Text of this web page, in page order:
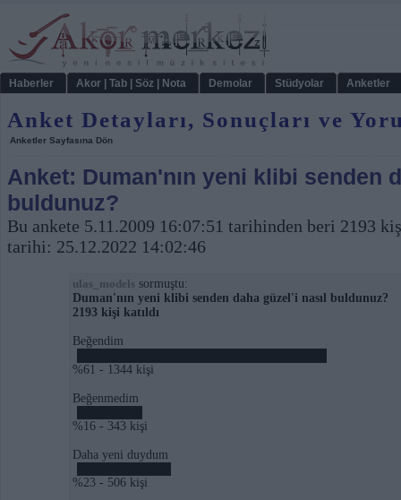
Haberler Akor | Tab | Söz | Nota Demolar Stüdyolar Anketler
Anket Detayları, Sonuçları ve
Anketler Sayfasına Dön
Anket: Duman'nın yeni klibi senden
buldunuz?
Bu ankete 5.11.2009 16:07:51 tarihinden beri 2193
tarihi: 25.12.2022 14:02:46
ulas_models sormuştu:
Duman'nın yeni klibi senden daha güzel'i nasıl buldunuz?
2193 kişi katıldı
Beğendim
%61 - 1344 kişi
Beğenmedim
%16 - 343 kişi
Daha yeni duydum
%23 - 506 kişi